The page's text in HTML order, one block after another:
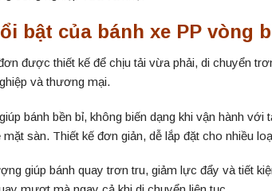
bật của bánh xe PP vòng
được thiết kế để chịu tải vừa phải, di chuyển
và thương mại.
bánh bền bỉ, không biến dạng khi vận hành
sàn. Thiết kế đơn giản, dễ lắp đặt cho nhiều
giúp bánh quay trơn tru, giảm lực đẩy và tiết